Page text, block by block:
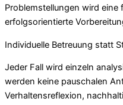
Problemstellungen wird eine
erfolgsorientierte
Individuelle Betreuung statt
Jeder Fall wird einzeln
werden keine pauschalen
Verhaltensreflexion,